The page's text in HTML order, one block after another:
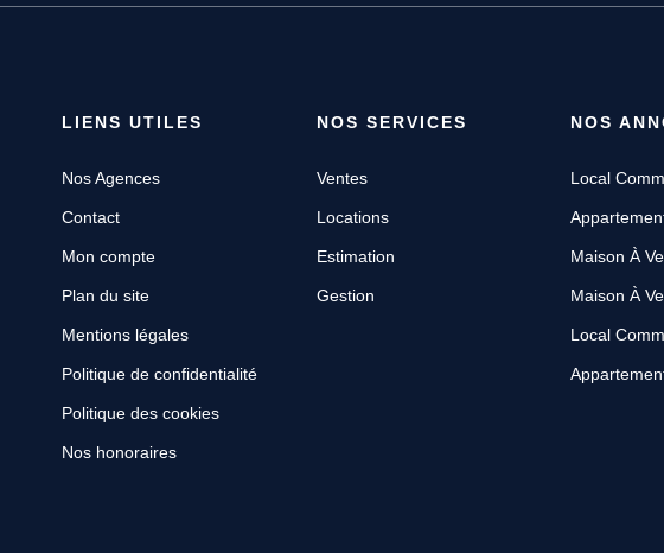
LIENS UTILES
Nos Agences
Contact
Mon compte
Plan du site
Mentions légales
Politique de confidentialité
Politique des cookies
Nos honoraires
NOS SERVICES
Ventes
Locations
Estimation
Gestion
NOS
Local
Maison À
Maison À
Local